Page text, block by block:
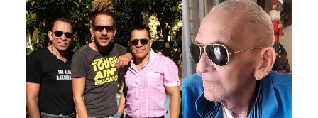
Consulado General de la
República Dominicana en
Miami y Broward
International University
suscriben acuerdo de
colaboración académica